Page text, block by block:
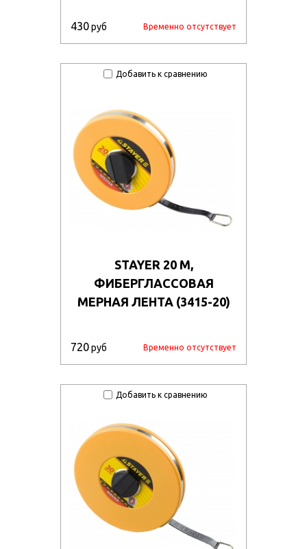
430руб Временно отсутствует
Добавить к сравнению
STAYER 20 М,
ФИБЕРГЛАССОВАЯ
МЕРНАЯ ЛЕНТА (3415-20)
720руб Временно отсутствует
Добавить к сравнению